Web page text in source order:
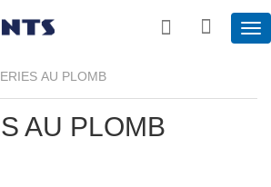
AU PLOMB
AU PLOMB